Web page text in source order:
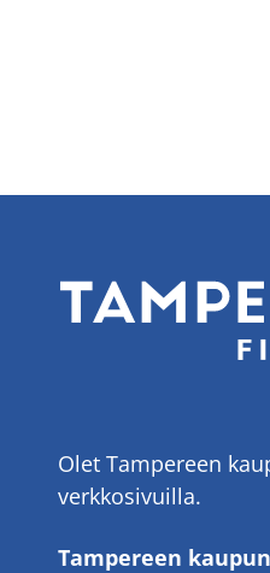
Olet Tampereen
verkkosivuilla.
Tampereen